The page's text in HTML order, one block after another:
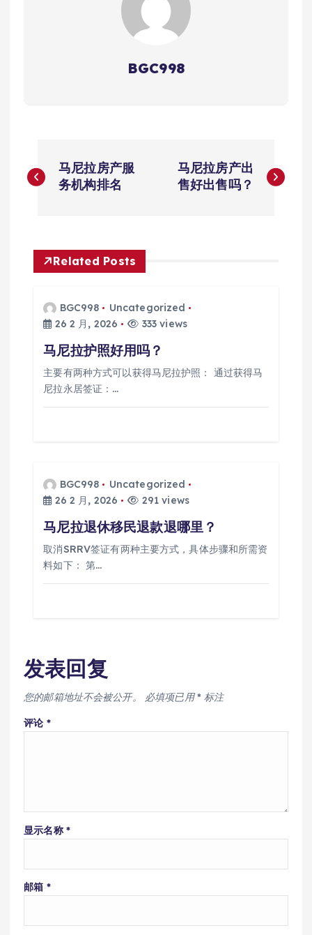
BGC998
章
航
马尼拉房产服
务机构排名
马尼拉房产出
售好出售吗？
Related Posts
BGC998
Uncategorized
26 2 月, 2026
333 views
马尼拉护照好用吗？
主要有两种方式可以获得马尼拉护照： 通过获得马
尼拉永居签证：…
BGC998
Uncategorized
26 2 月, 2026
291 views
马尼拉退休移民退款退哪里？
取消SRRV签证有两种主要方式，具体步骤和所需资
料如下： 第…
发表回复
您的邮箱地址不会被公开。 必填项已用* 标注
评论 *
显示名称 *
邮箱 *